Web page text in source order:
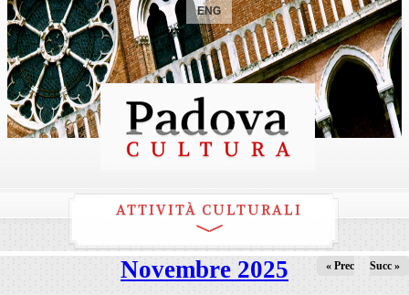
ENG
ATTIVITÀ CULTURALI
Novembre 2025 « Prec Succ »